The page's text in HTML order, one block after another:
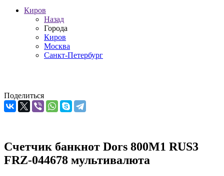
Киров
Назад
Города
Киров
Москва
Санкт-Петербург
Поделиться
Счетчик банкнот Dors 800M1 RUS3
FRZ-044678 мультивалюта